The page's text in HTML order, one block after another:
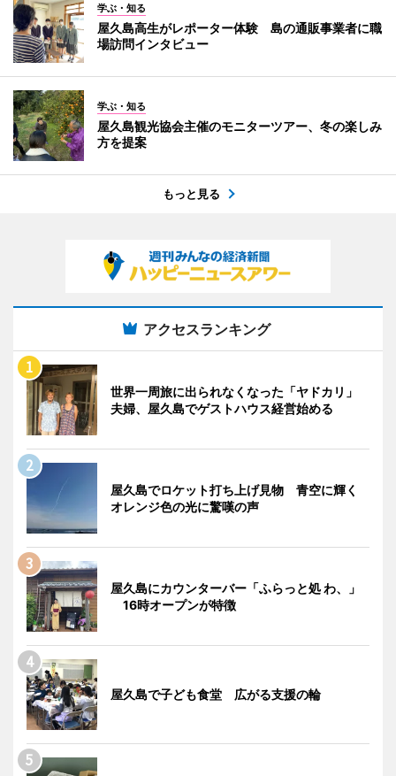
学ぶ・知る
屋久島高生がレポーター体験 島の通販事業者に職
場訪問インタビュー
学ぶ・知る
屋久島観光協会主催のモニターツアー、冬の楽しみ
方を提案
もっと見る
アクセスランキング
世界一周旅に出られなくなった「ヤドカリ」
夫婦、屋久島でゲストハウス経営始める
屋久島でロケット打ち上げ見物 青空に輝く
オレンジ色の光に驚嘆の声
屋久島にカウンターバー「ふらっと処 わ、」
16時オープンが特徴
屋久島で子ども食堂 広がる支援の輪